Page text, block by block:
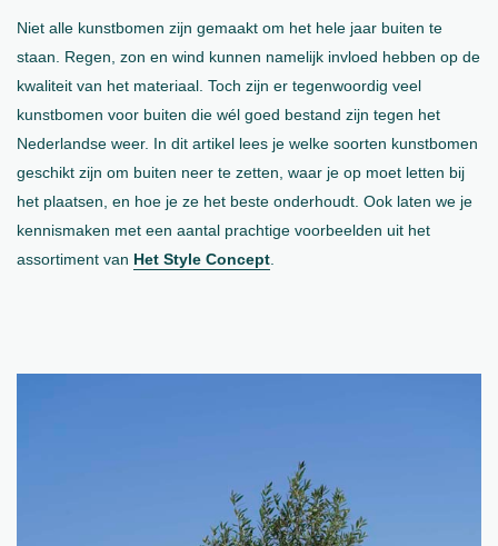
Niet alle kunstbomen zijn gemaakt om het hele jaar buiten te
staan. Regen, zon en wind kunnen namelijk invloed hebben op de
kwaliteit van het materiaal. Toch zijn er tegenwoordig veel
kunstbomen voor buiten die wél goed bestand zijn tegen het
Nederlandse weer. In dit artikel lees je welke soorten kunstbomen
geschikt zijn om buiten neer te zetten, waar je op moet letten bij
het plaatsen, en hoe je ze het beste onderhoudt. Ook laten we je
kennismaken met een aantal prachtige voorbeelden uit het
assortiment van Het Style Concept